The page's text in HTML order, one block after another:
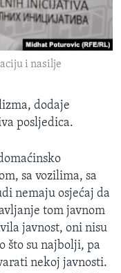
i nasilje
dodaje
posljedica.
sa vozilima, sa
nemaju osjećaj da
tom javnom
javnost, oni nisu
što su najbolji, pa
nekoj javnosti.